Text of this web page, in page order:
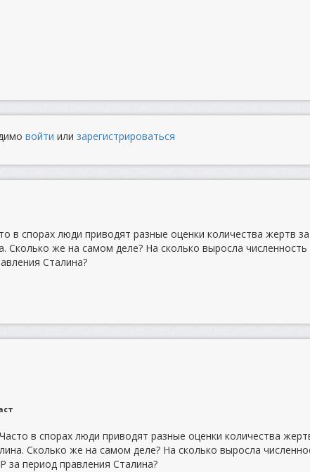
войти или зарегистрироваться
в спорах люди приводят разные оценки количества жертв
Сколько же на самом деле? На сколько выросла численность
Сталина?
в спорах люди приводят разные оценки количества
Сколько же на самом деле? На сколько выросла
за период правления Сталина?